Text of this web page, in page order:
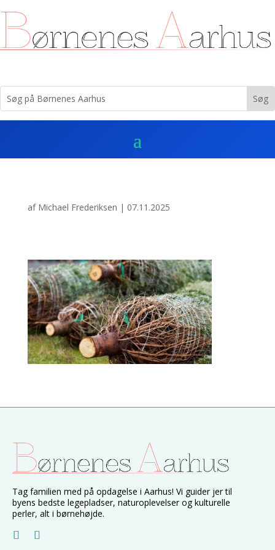
af Michael Frederiksen | 07.11.2025
Tag familien med på opdagelse i Aarhus! Vi guider jer til
byens bedste legepladser, naturoplevelser og kulturelle
perler, alt i børnehøjde.